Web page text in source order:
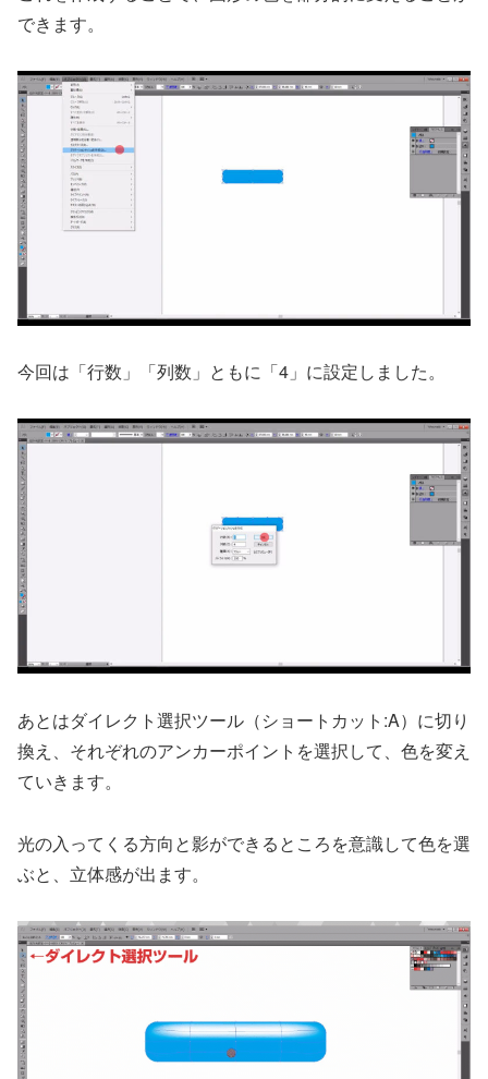
できます。
今回は「行数」「列数」ともに「4」に設定しました。
あとはダイレクト選択ツール（ショートカット:A）に切り
換え、それぞれのアンカーポイントを選択して、色を変え
ていきます。
光の入ってくる方向と影ができるところを意識して色を選
ぶと、立体感が出ます。